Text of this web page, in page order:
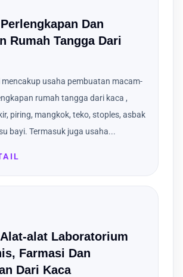
Dan
Rumah Tangga Dari
mencakup usaha pembuatan macam-
rumah tangga dari kaca ,
piring, mangkok, teko, stoples, asbak
bayi. Termasuk juga usaha...
alat Laboratorium
Farmasi Dan
Dari Kaca